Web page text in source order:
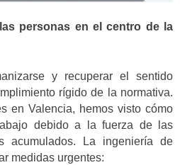
personas en el centro de la
y recuperar el sentido
rígido de la normativa.
en Valencia, hemos visto cómo
debido a la fuerza de las
acumulados. La ingeniería de
medidas urgentes: